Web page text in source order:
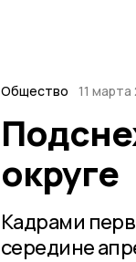
Общество 11 марта
округе
Кадрами
середине